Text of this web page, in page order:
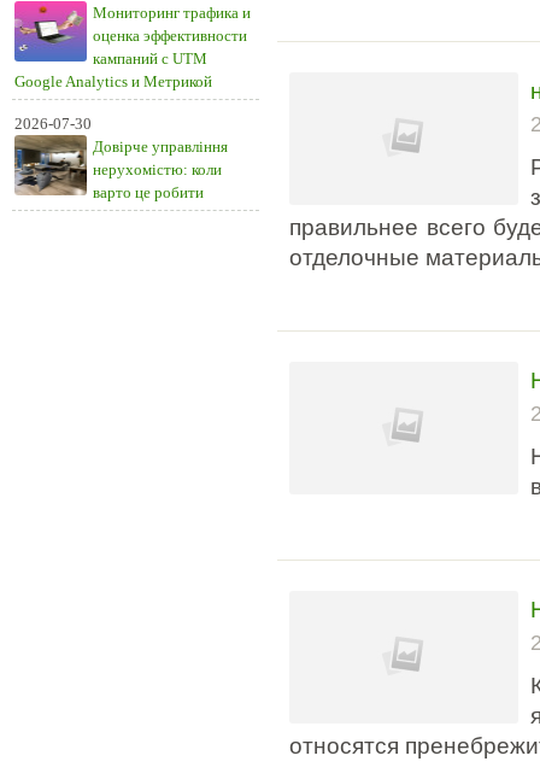
Мониторинг трафика и
оценка эффективности
кампаний с UTM
Google Analytics и Метрикой
2026-07-30
Довірче управління
нерухомістю: коли
варто це робити
правильнее всего
отделочные
относятся